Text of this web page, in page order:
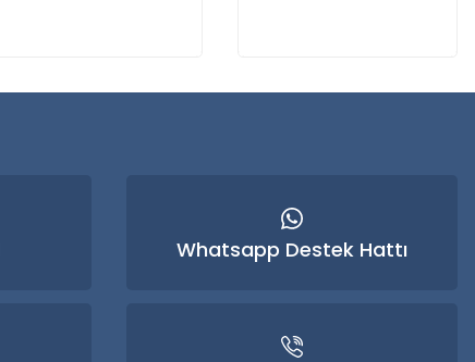
Whatsapp Destek Hattı